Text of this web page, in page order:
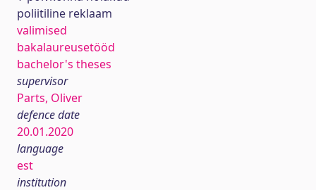
poliitiline reklaam
valimised
bakalaureusetööd
bachelor's theses
supervisor
Parts, Oliver
defence date
20.01.2020
language
est
institution